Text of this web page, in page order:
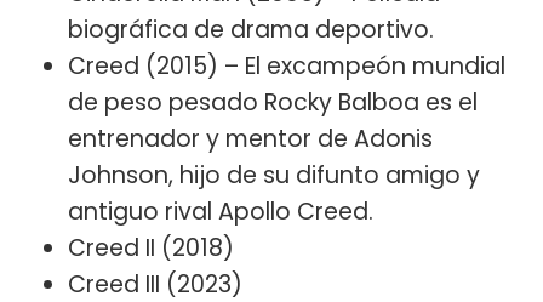
biográfica de drama deportivo.
Creed (2015) – El excampeón mundial
de peso pesado Rocky Balboa es el
entrenador y mentor de Adonis
Johnson, hijo de su difunto amigo y
antiguo rival Apollo Creed.
Creed II (2018)
Creed III (2023)